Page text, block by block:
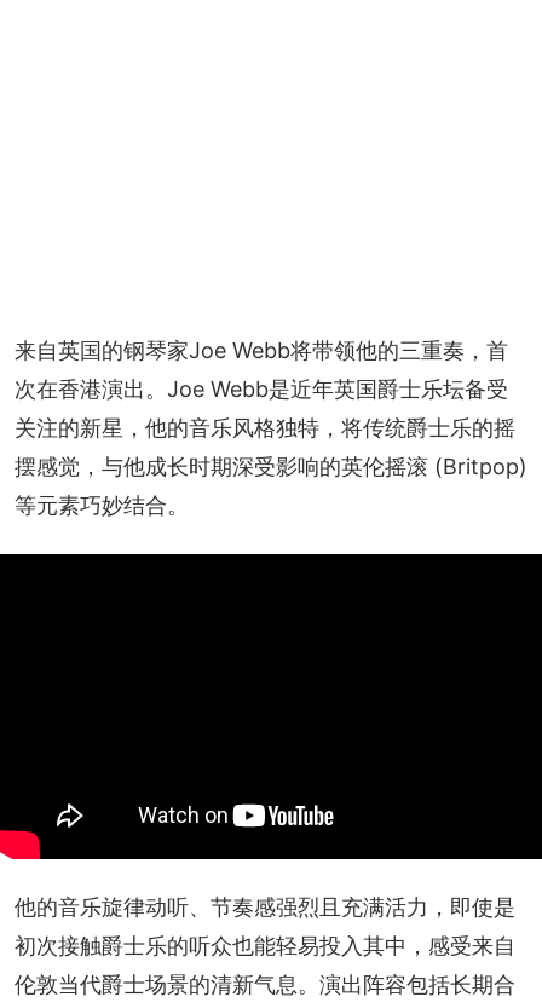
来自英国的钢琴家Joe Webb将带领他的三重奏，首
次在香港演出。Joe Webb是近年英国爵士乐坛备受
关注的新星，他的音乐风格独特，将传统爵士乐的摇
摆感觉，与他成长时期深受影响的英伦摇滚 (Britpop)
等元素巧妙结合。
他的音乐旋律动听、节奏感强烈且充满活力，即使是
初次接触爵士乐的听众也能轻易投入其中，感受来自
伦敦当代爵士场景的清新气息。演出阵容包括长期合